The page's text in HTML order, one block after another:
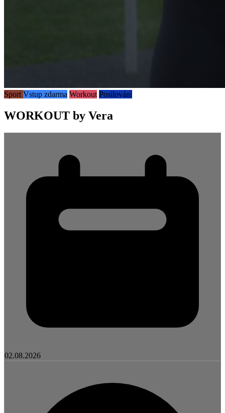
Sport Vstup zdarma Workout Posilování
WORKOUT by Vera
02.08.2026